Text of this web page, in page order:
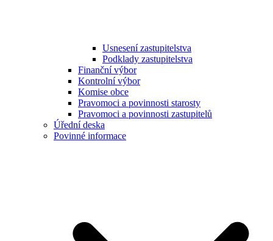
Usnesení zastupitelstva
Podklady zastupitelstva
Finanční výbor
Kontrolní výbor
Komise obce
Pravomoci a povinnosti starosty
Pravomoci a povinnosti zastupitelů
Úřední deska
Povinné informace